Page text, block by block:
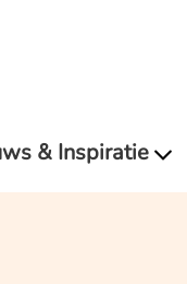
& Inspiratie